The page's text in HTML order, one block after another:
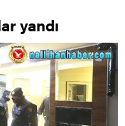
yandı